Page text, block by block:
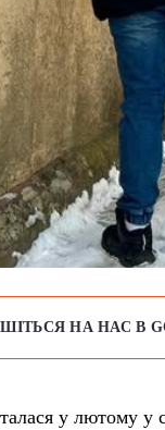
НА НАС В
у лютому